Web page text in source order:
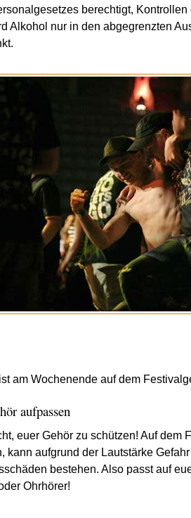
berechtigt, Kontrollen
Alkohol nur in den abgegrenzten
am Wochenende auf dem
aufpassen
euer Gehör zu schützen! Auf dem
kann aufgrund der Lautstärke
bestehen. Also passt auf
Ohrhörer!